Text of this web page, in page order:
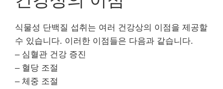
식물성 단백질 섭취는 여러 건강상의 이점을 제공할
수 있습니다. 이러한 이점들은 다음과 같습니다.
– 심혈관 건강 증진
– 혈당 조절
– 체중 조절